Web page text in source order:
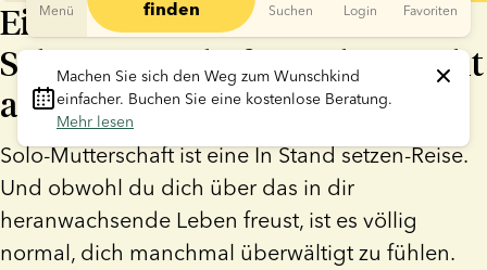
Menü
finden
Suchen Login Favoriten
Machen Sie sich den Weg zum Wunschkind
Mehr lesen
Einsam in der
Schwangerschaft? Du bist nicht
allein.
Solo-Mutterschaft ist eine In Stand setzen-Reise.
Und obwohl du dich über das in dir
heranwachsende Leben freust, ist es völlig
normal, dich manchmal überwältigt zu fühlen.